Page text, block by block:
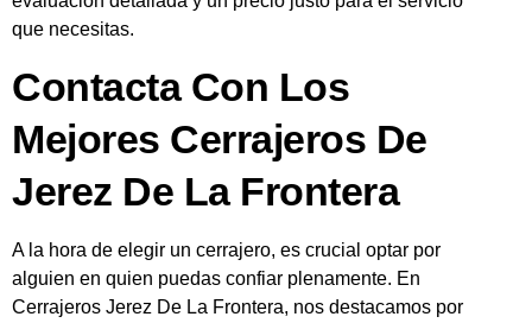
que necesitas.
Contacta Con Los
Mejores Cerrajeros De
Jerez De La Frontera
A la hora de elegir un cerrajero, es crucial optar por
alguien en quien puedas confiar plenamente. En
Cerrajeros Jerez De La Frontera, nos destacamos por